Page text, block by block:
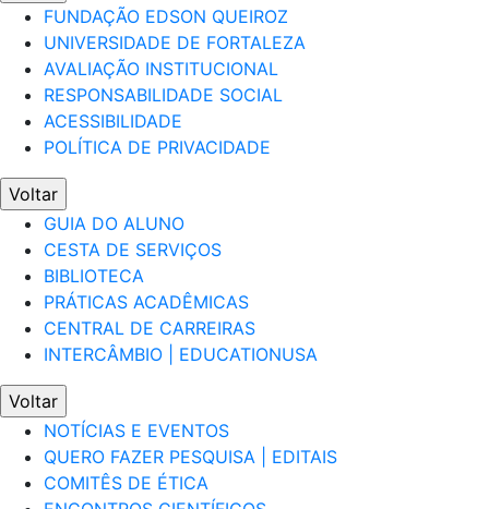
FUNDAÇÃO EDSON QUEIROZ
UNIVERSIDADE DE FORTALEZA
AVALIAÇÃO INSTITUCIONAL
RESPONSABILIDADE SOCIAL
ACESSIBILIDADE
POLÍTICA DE PRIVACIDADE
Voltar
GUIA DO ALUNO
CESTA DE SERVIÇOS
BIBLIOTECA
PRÁTICAS ACADÊMICAS
CENTRAL DE CARREIRAS
INTERCÂMBIO | EDUCATIONUSA
Voltar
NOTÍCIAS E EVENTOS
QUERO FAZER PESQUISA | EDITAIS
COMITÊS DE ÉTICA